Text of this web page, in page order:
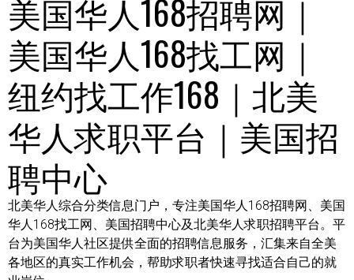
美国华人168招聘网｜
美国华人168找工网｜
纽约找工作168｜北美
华人求职平台｜美国招
聘中心
北美华人综合分类信息门户，专注美国华人168招聘网、美国
华人168找工网、美国招聘中心及北美华人求职招聘平台。平
台为美国华人社区提供全面的招聘信息服务，汇集来自全美
各地区的真实工作机会，帮助求职者快速寻找适合自己的就